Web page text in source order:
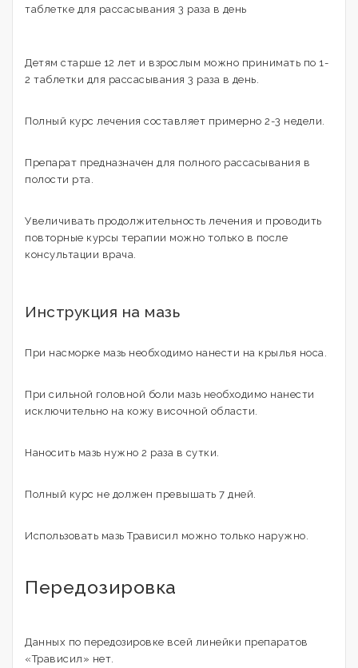
таблетке для рассасывания 3 раза в день
Детям старше 12 лет и взрослым можно принимать по 1-
2 таблетки для рассасывания 3 раза в день.
Полный курс лечения составляет примерно 2-3 недели.
Препарат предназначен для полного рассасывания в
полости рта.
Увеличивать продолжительность лечения и проводить
повторные курсы терапии можно только в после
консультации врача.
Инструкция на мазь
При насморке мазь необходимо нанести на крылья носа.
При сильной головной боли мазь необходимо нанести
исключительно на кожу височной области.
Наносить мазь нужно 2 раза в сутки.
Полный курс не должен превышать 7 дней.
Использовать мазь Трависил можно только наружно.
Передозировка
Данных по передозировке всей линейки препаратов
«Трависил» нет.